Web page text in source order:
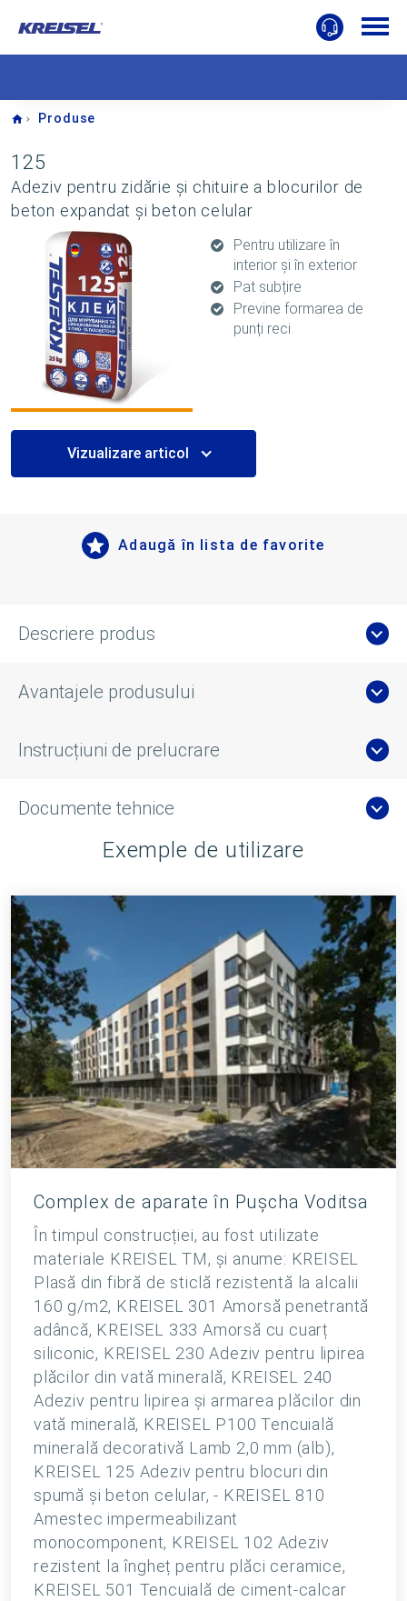
Home
Produse
125
Adeziv pentru zidărie și chituire a blocurilor de
beton expandat și beton celular
Pentru utilizare în
interior și în exterior
Pat subțire
Previne formarea de
punți reci
Vizualizare articol
Adaugă în lista de favorite
Descriere produs
Avantajele produsului
Instrucțiuni de prelucrare
Documente tehnice
Exemple de utilizare
Complex de aparate în Pușcha Voditsa
În timpul construcției, au fost utilizate
materiale KREISEL TM, și anume: KREISEL
Plasă din fibră de sticlă rezistentă la alcalii
160 g/m2, KREISEL 301 Amorsă penetrantă
adâncă, KREISEL 333 Amorsă cu cuarț
siliconic, KREISEL 230 Adeziv pentru lipirea
plăcilor din vată minerală, KREISEL 240
Adeziv pentru lipirea și armarea plăcilor din
vată minerală, KREISEL P100 Tencuială
minerală decorativă Lamb 2,0 mm (alb),
KREISEL 125 Adeziv pentru blocuri din
spumă și beton celular, - KREISEL 810
Amestec impermeabilizant
monocomponent, KREISEL 102 Adeziv
rezistent la îngheț pentru plăci ceramice,
KREISEL 501 Tencuială de ciment-calcar